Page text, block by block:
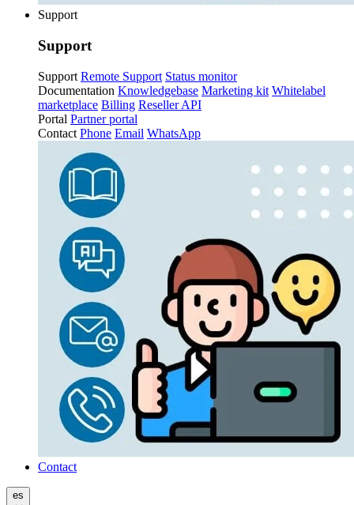
Support
Support
Support Remote Support Status monitor
Documentation Knowledgebase Marketing kit Whitelabel
marketplace Billing Reseller API
Portal Partner portal
Contact Phone Email WhatsApp
Contact
es